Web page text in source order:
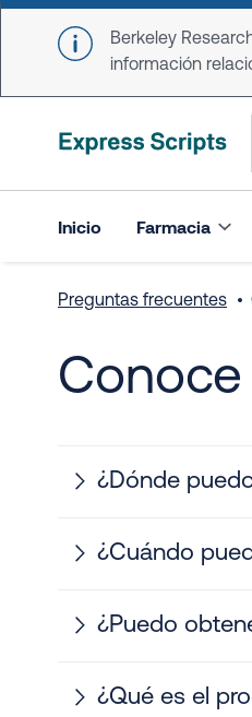
Skip to main content
Berkeley
información
Inicio Farmacia
Preguntas frecuentes
Conoce
¿Dónde
¿Cuándo
¿Puedo
¿Qué es el